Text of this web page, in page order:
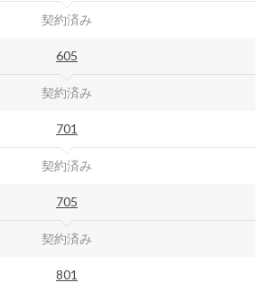
契約済み
605
契約済み
701
契約済み
705
契約済み
801